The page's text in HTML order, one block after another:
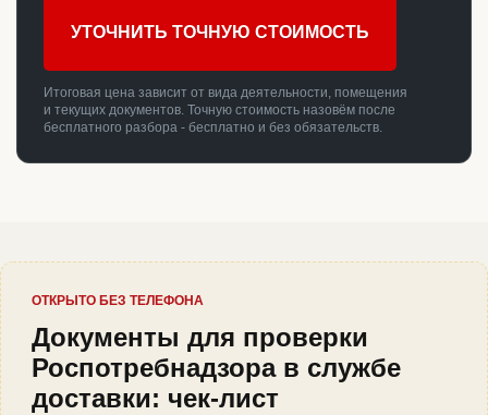
УТОЧНИТЬ ТОЧНУЮ СТОИМОСТЬ
Итоговая цена зависит от вида деятельности, помещения
и текущих документов. Точную стоимость назовём после
бесплатного разбора - бесплатно и без обязательств.
ОТКРЫТО БЕЗ ТЕЛЕФОНА
Документы для проверки
Роспотребнадзора в службе
доставки: чек-лист